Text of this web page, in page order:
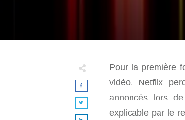
Pour la première
vidéo, Netflix
annoncés lors
explicable par le